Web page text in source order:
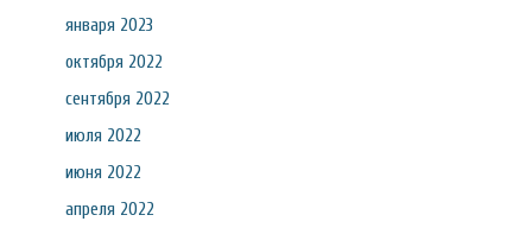
января 2023
октября 2022
сентября 2022
июля 2022
июня 2022
апреля 2022